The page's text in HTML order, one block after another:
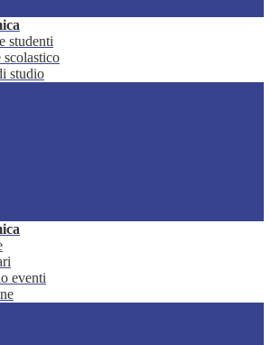
studenti
scolastico
studio
eventi